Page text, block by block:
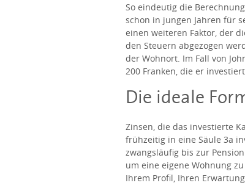
So eindeutig die
schon in jungen Jahren für
einen weiteren Faktor, der
den Steuern abgezogen
der Wohnort. Im Fall von
200 Franken, die er
Die ideale
Zinsen, die das investierte
frühzeitig in eine Säule 3a
zwangsläufig bis zur
um eine eigene Wohnung
Ihrem Profil, Ihren